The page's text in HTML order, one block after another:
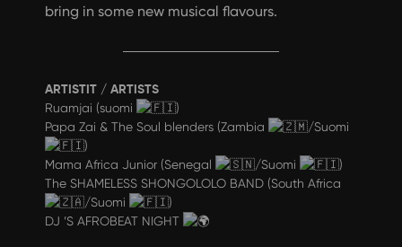
bring in some new musical flavours.
ARTISTIT / ARTISTS
Ruamjai (suomi
)
Papa Zai & The Soul blenders (Zambia
/Suomi
)
Mama Africa Junior (Senegal
/Suomi
)
The SHAMELESS SHONGOLOLO BAND (South Africa
/Suomi
)
DJ ’S AFROBEAT NIGHT